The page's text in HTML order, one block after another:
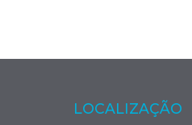
LOCALIZAÇÃO